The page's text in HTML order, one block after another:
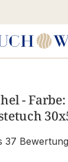
- Farbe:
37